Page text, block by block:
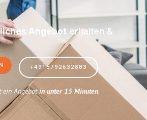
Angebot erhalten &
+4915792632883
ein Angebotin unter 15 Minuten.